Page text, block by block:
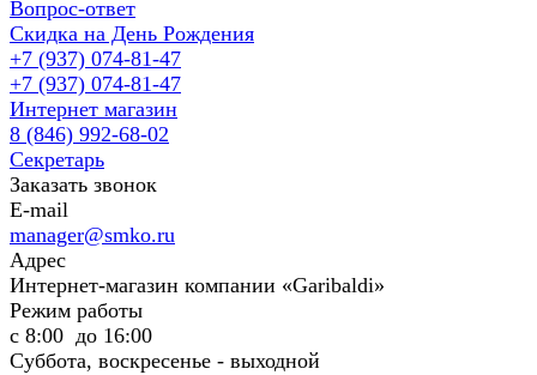
Вопрос-ответ
Скидка на День Рождения
+7 (937) 074-81-47
+7 (937) 074-81-47
Интернет магазин
8 (846) 992-68-02
Секретарь
Заказать звонок
E-mail
manager@smko.ru
Адрес
Интернет-магазин компании «Garibaldi»
Режим работы
с 8:00 до 16:00
Суббота, воскресенье - выходной